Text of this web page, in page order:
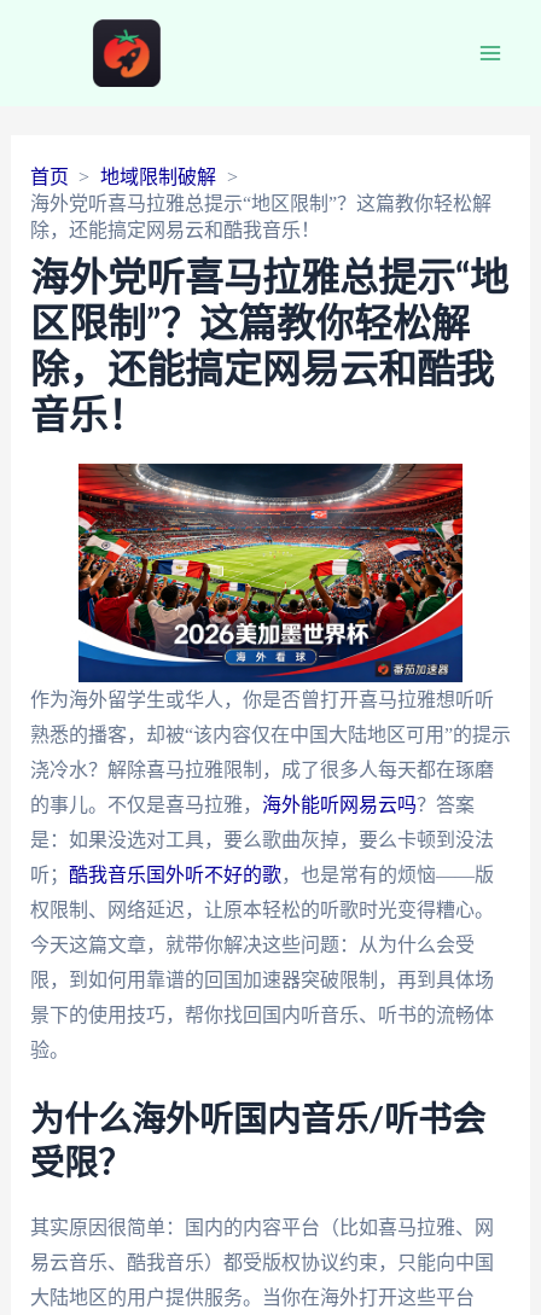
首页
地域限制破解
海外党听喜马拉雅总提示“地区限制”？这篇教你轻松解
除，还能搞定网易云和酷我音乐！
海外党听喜马拉雅总提示“地
区限制”？这篇教你轻松解
除，还能搞定网易云和酷我
音乐！
作为海外留学生或华人，你是否曾打开喜马拉雅想听听
熟悉的播客，却被“该内容仅在中国大陆地区可用”的提示
浇冷水？解除喜马拉雅限制，成了很多人每天都在琢磨
的事儿。不仅是喜马拉雅， 海外能听网易云吗？答案
是：如果没选对工具，要么歌曲灰掉，要么卡顿到没法
听； 酷我音乐国外听不好的歌，也是常有的烦恼——版
权限制、网络延迟，让原本轻松的听歌时光变得糟心。
今天这篇文章，就带你解决这些问题：从为什么会受
限，到如何用靠谱的回国加速器突破限制，再到具体场
景下的使用技巧，帮你找回国内听音乐、听书的流畅体
验。
为什么海外听国内音乐/听书会
受限？
其实原因很简单：国内的内容平台（比如喜马拉雅、网
易云音乐、酷我音乐）都受版权协议约束，只能向中国
大陆地区的用户提供服务。当你在海外打开这些平台